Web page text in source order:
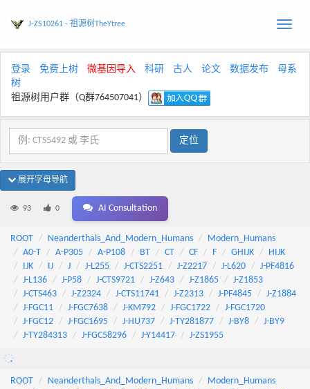
Toggle
J-ZS10261 - 祖源树TheYtree
登录 免费上树 微基因导入 科研 古人 论文 数据发布
母系
树
祖源树用户群（Q群764507041）
展开字母导航
93 0 AI Consultation
ROOT Neanderthals_And_Modern_Humans
Modern_Humans
A0-T
A-P305 A-P108 BT CT CF F GHIJK
HIJK
IJK
IJ J J-L255 J-CTS2251 J-Z2217 J-L620
J-PF4816
J-L136
J-P58 J-CTS9721 J-Z643 J-Z1865
J-Z1853
J-CTS463
J-Z2324 J-CTS11741 J-Z2313 J-PF4845
J-Z1884
J-FGC11
J-FGC7638 J-KM792 J-FGC1722
J-FGC1720
J-FGC12
J-FGC1695 J-HU737 J-TY281877 J-BY8
J-BY9
J-TY284313
J-FGC58296 J-Y14417 J-ZS1955
ROOT Neanderthals_And_Modern_Humans
Modern_Humans